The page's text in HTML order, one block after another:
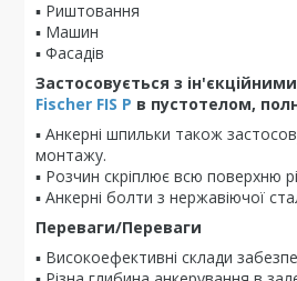
▪ Риштовання
▪ Машин
▪ Фасадів
Застосовується з
Fischer FIS P в пустотелом,
▪ Анкерні шпильки також
монтажу.
▪ Розчин скріплює всю поверхню
▪ Анкерні болти з нержавіючої
Переваги/Переваги
▪ Високоефективні склади